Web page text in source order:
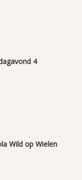
4
Wild op Wielen